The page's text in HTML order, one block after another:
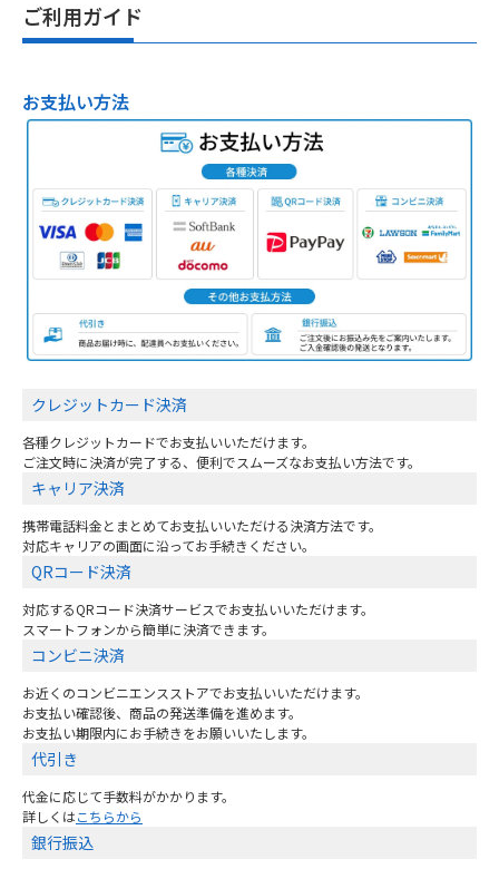
ご利用ガイド
お支払い方法
クレジットカード決済
各種クレジットカードでお支払いいただけます。
ご注文時に決済が完了する、便利でスムーズなお支払い方法です。
キャリア決済
携帯電話料金とまとめてお支払いいただける決済方法です。
対応キャリアの画面に沿ってお手続きください。
QRコード決済
対応するQRコード決済サービスでお支払いいただけます。
スマートフォンから簡単に決済できます。
コンビニ決済
お近くのコンビニエンスストアでお支払いいただけます。
お支払い確認後、商品の発送準備を進めます。
お支払い期限内にお手続きをお願いいたします。
代引き
代金に応じて手数料がかかります。
詳しくはこちらから
銀行振込